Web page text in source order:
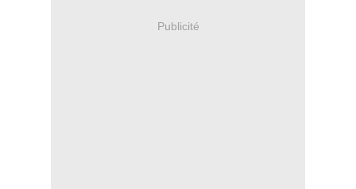
Publicité